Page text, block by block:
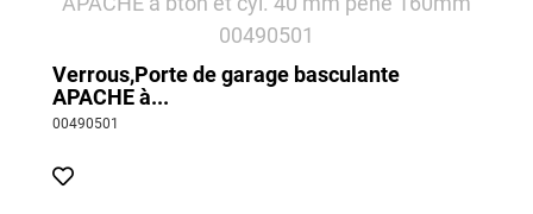
Verrous,Porte de garage basculante
APACHE à...
00490501